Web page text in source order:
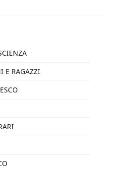
E RAGAZZI